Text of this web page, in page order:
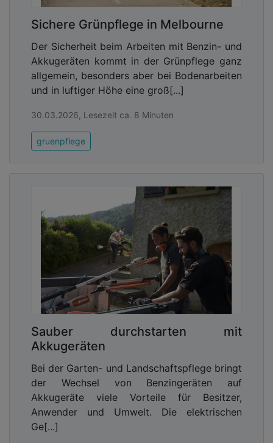
Sichere Grünpflege in Melbourne
Der Sicherheit beim Arbeiten mit Benzin- und
Akkugeräten kommt in der Grünpflege ganz
allgemein, besonders aber bei Bodenarbeiten
und in luftiger Höhe eine groß[...]
30.03.2026, Lesezeit ca. 8 Minuten
gruenpflege
Sauber durchstarten mit
Akkugeräten
Bei der Garten- und Landschaftspflege bringt
der Wechsel von Benzingeräten auf
Akkugeräte viele Vorteile für Besitzer,
Anwender und Umwelt. Die elektrischen
Ge[...]